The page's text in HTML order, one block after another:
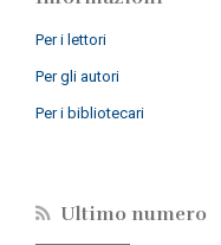
Per i lettori
Per gli autori
Per i bibliotecari
Ultimo numero